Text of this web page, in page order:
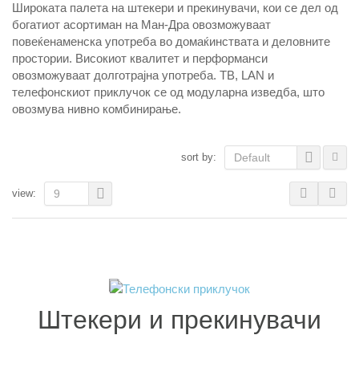
Широката палета на штекери и прекинувачи, кои се дел од
богатиот асортиман на Ман-Дра овозможуваат
повеќенаменска употреба во домаќинствата и деловните
простории. Високиот квалитет и перформанси
овозможуваат долготрајна употреба. ТВ, LAN и
телефонскиот приклучок се од модуларна изведба, што
овозмува нивно комбинирање.
sort by: Default
view: 9
Штекери и прекинувачи